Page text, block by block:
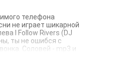
телефона
не играет шикарной
I Follow Rivers (DJ
ты не ошибся с
Соловей - mp3 и